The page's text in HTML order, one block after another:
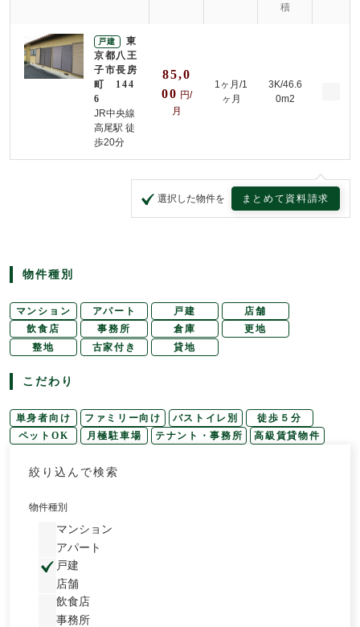
積
戸建
東
京都八王
子市長房
町 144
6
JR中央線
高尾駅 徒
歩20分
85,0
00 円/
月
1ヶ月/1
ヶ月
3K/46.6
0m2
選択した物件を まとめて資料請求
物件種別
マンション アパート 戸建
店舗
飲食店
事務所 倉庫
更地
整地
古家付き 貸地
こだわり
単身者向け ファミリー向け バストイレ別
徒歩５分
ペットOK
月極駐車場 テナント・事務所 高級賃貸物件
絞り込んで検索
物件種別
マンション
アパート
戸建
店舗
飲食店
事務所